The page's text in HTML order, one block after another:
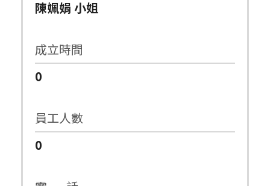
陳姵娟 小姐
成立時間
0
員工人數
0